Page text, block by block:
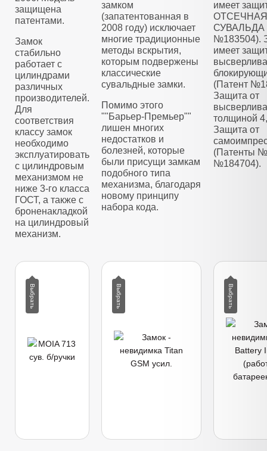
защищена
патентами.
Замок
стабильно
работает с
цилиндрами
различных
производителей.
Для
соответствия
классу замок
необходимо
эксплуатировать
с цилиндровым
механизмом не
ниже 3-го класса
ГОСТ, а также с
броненакладкой
на цилиндровый
механизм.
замком
(запатентованная в
2008 году) исключает
многие традиционные
методы вскрытия,
которым подвержены
классические
сувальдные замки.
Помимо этого
""Барьер-Премьер""
лишен многих
недостатков и
болезней, которые
были присущи замкам
подобного типа
механизма, благодаря
новому принципу
набора кода.
имеет
ОТСЕЧНАЯ
СУВАЛЬДА
№183504).
имеет
(Патент
Защита от
толщиной
Защита от
(Патенты
№184704).